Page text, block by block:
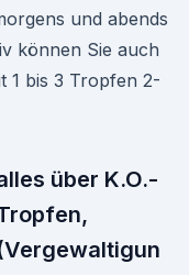
und abends
können Sie auch
1 bis 3 Tropfen 2-
über K.O.-